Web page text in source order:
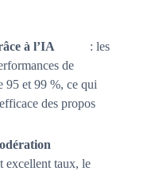
à l’IA
: les
de
95 et 99 %, ce qui
des propos
excellent taux, le